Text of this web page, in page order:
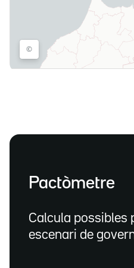
Pactòmetre
Calcula possibles
escenari de